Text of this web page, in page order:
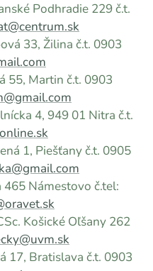
Podhradie 229 č.t.
33, Žilina č.t. 0903
55, Martin č.t. 0903
4, 949 01 Nitra č.t.
1, Piešťany č.t. 0905
Námestovo č.tel:
Košické Oľšany 262
17, Bratislava č.t. 0903